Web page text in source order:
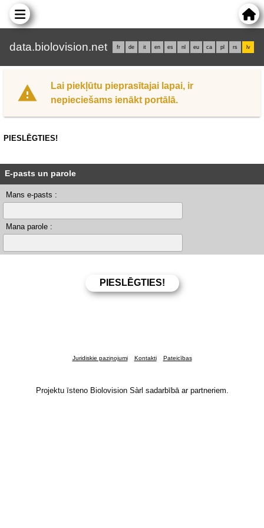
data.biolovision.net fr de it en es nl eu ca pl rs lv
Lai piekļūtu pieprasītajai lapai, ir
nepieciešams ienākt portālā.
PIESLĒGTIES!
E-pasts un parole
Mans e-pasts :
Mana parole :
Juridiskie paziņojumi Kontakti Pateicības
Projektu īsteno Biolovision Sàrl sadarbībā ar partneriem.